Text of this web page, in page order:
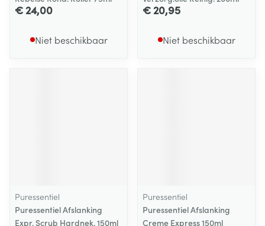
€ 24,00
Niet beschikbaar
€ 20,95
Niet beschikbaar
Puressentiel
Puressentiel Afslanking
Expr. Scrub Hardnek. 150ml
Puressentiel
Puressentiel Afslanking
Creme Express 150ml